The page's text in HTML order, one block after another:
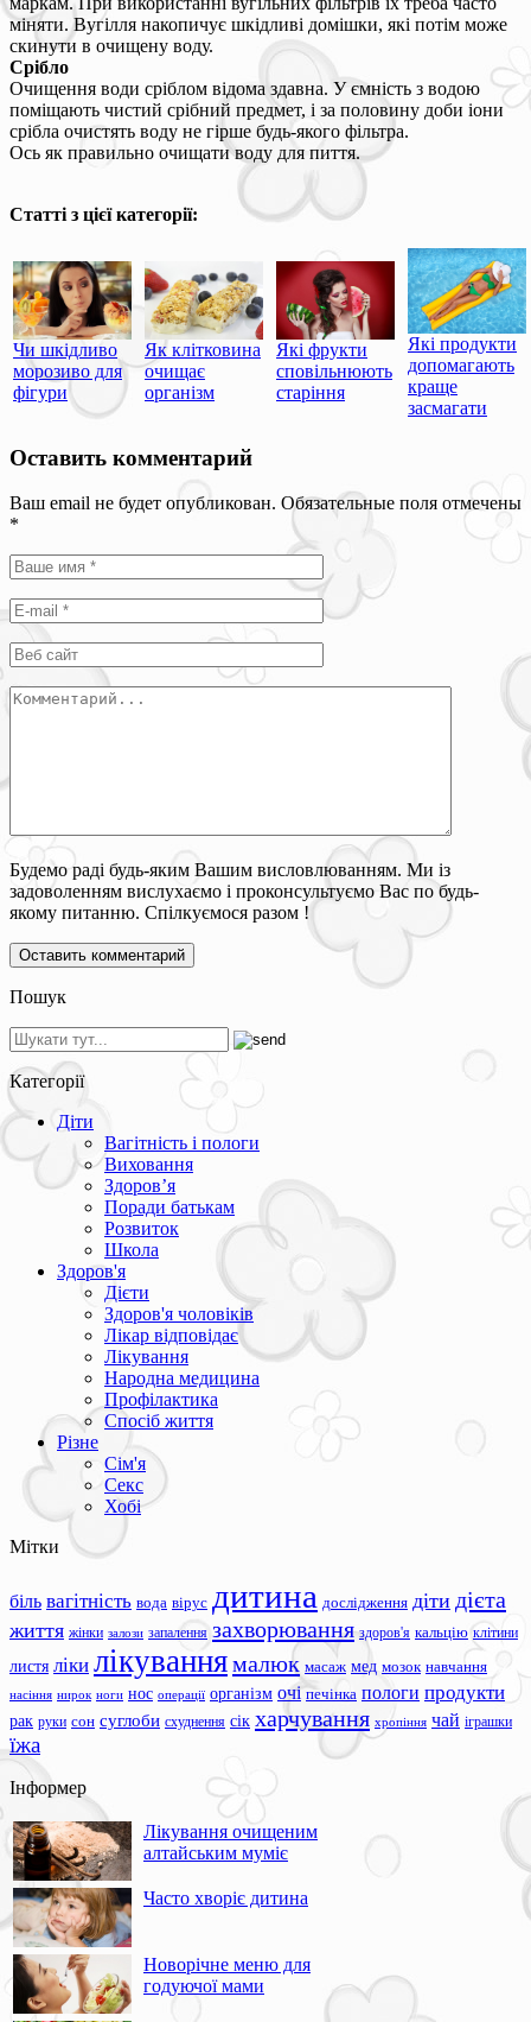
міняти. Вугілля накопичує шкідливі домішки, які потім може
скинути в очищену воду.
Срібло
Очищення води сріблом відома здавна. У ємність з водою
поміщають чистий срібний предмет, і за половину доби іони
срібла очистять воду не гірше будь-якого фільтра.
Ось як правильно очищати воду для пиття.
Статті з цієї категорії:
Чи шкідливо
морозиво для
фігури
Як клітковина
очищає
організм
Які фрукти
сповільнюють
старіння
Які продукти
допомагають
краще
засмагати
Оставить комментарий
Ваш email не будет опубликован. Обязательные поля отмечены
*
Будемо раді будь-яким Вашим висловлюванням. Ми із
задоволенням вислухаємо і проконсультуємо Вас по будь-
якому питанню. Спілкуємося разом !
Пошук
Категорії
Діти
Вагітність і пологи
Виховання
Здоров’я
Поради батькам
Розвиток
Школа
Здоров'я
Дієти
Здоров'я чоловіків
Лікар відповідає
Лікування
Народна медицина
Профілактика
Спосіб життя
Різне
Сім'я
Секс
Хобі
Мітки
біль вагітність вода вірус дитина дослідження діти дієта
життя жінки залози запалення захворювання здоров'я кальцію клітини
листя ліки лікуваннямалюк масаж мед мозок навчання
насіння нирок ноги нос операції організм очі печінка пологи продукти
рак руки сон суглоби схуднення сік харчування хропіння чай іграшки
їжа
Інформер
Лікування очищеним
алтайським муміє
Часто хворіє дитина
Новорічне меню для
годуючої мами